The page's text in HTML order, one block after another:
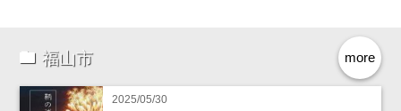
more
福山市
2025/05/30